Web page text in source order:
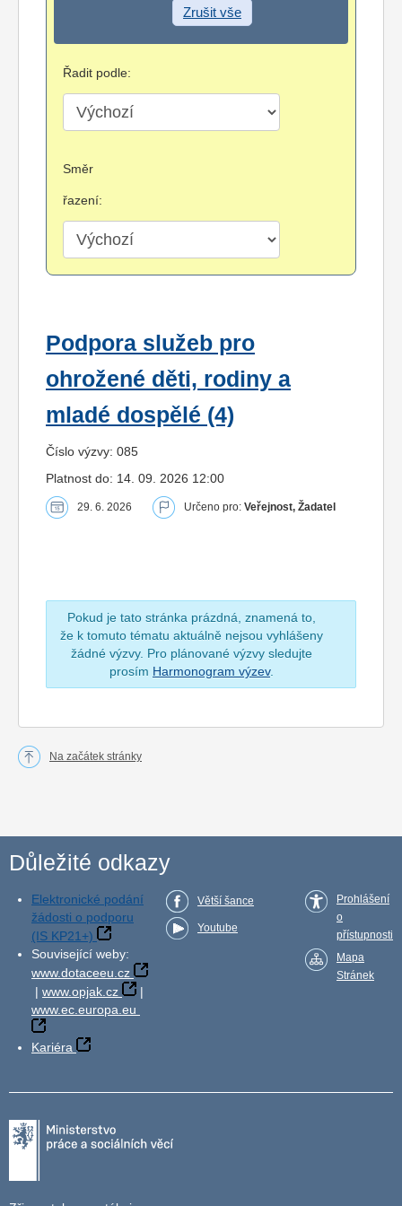
Zrušit vše
Řadit podle:
Směr
řazení:
Podpora služeb pro
ohrožené děti, rodiny a
mladé dospělé (4)
Číslo výzvy: 085
Platnost do: 14. 09. 2026 12:00
29. 6. 2026 Určeno pro: Veřejnost, Žadatel
Pokud je tato stránka prázdná, znamená to,
že k tomuto tématu aktuálně nejsou vyhlášeny
žádné výzvy. Pro plánované výzvy sledujte
prosím Harmonogram výzev.
Na začátek stránky
Důležité odkazy
Elektronické podání
žádosti o podporu
(IS KP21+)
Související weby:
www.dotaceeu.cz
| www.opjak.cz
|
www.ec.europa.eu
Kariéra
Větší šance
Youtube
Prohlášení
o
přístupnosti
Mapa
Stránek